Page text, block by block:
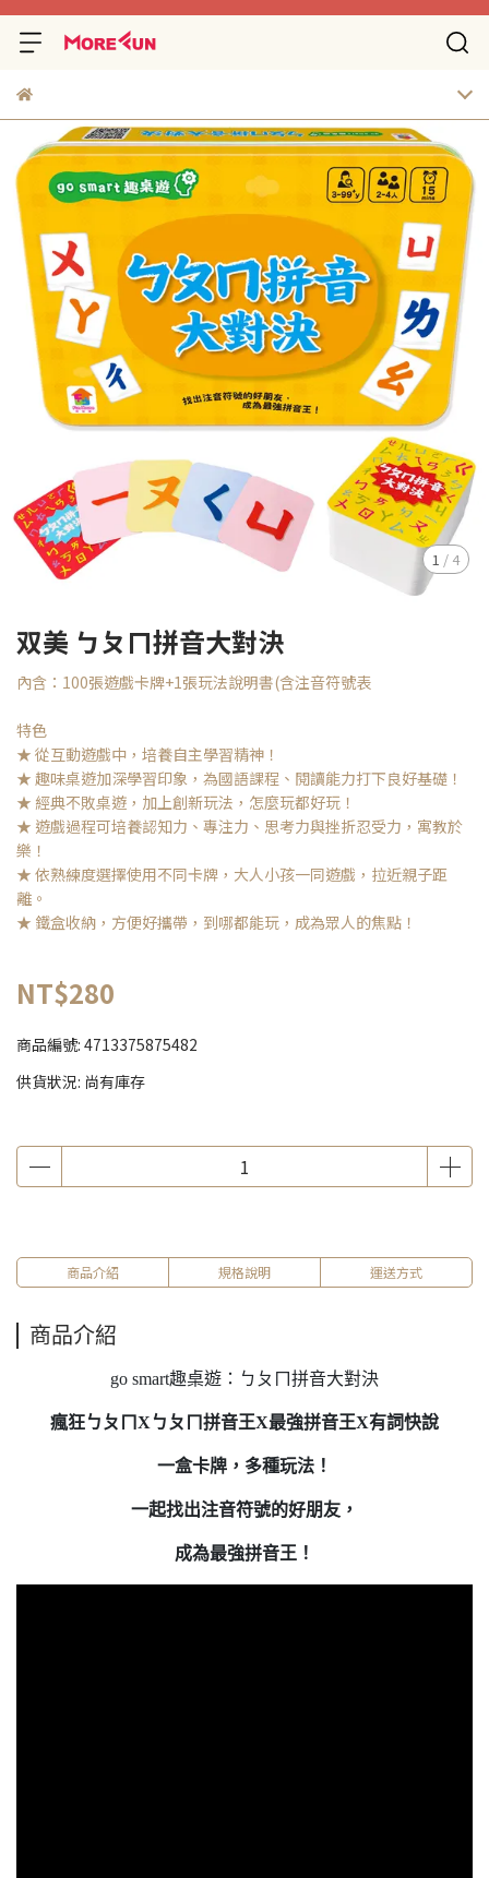
1 / 4
双美 ㄅㄆㄇ拼音大對決
內含：100張遊戲卡牌+1張玩法說明書(含注音符號表
特色
★ 從互動遊戲中，培養自主學習精神！
★ 趣味桌遊加深學習印象，為國語課程、閱讀能力打下良好基礎！
★ 經典不敗桌遊，加上創新玩法，怎麼玩都好玩！
★ 遊戲過程可培養認知力、專注力、思考力與挫折忍受力，寓教於
樂！
★ 依熟練度選擇使用不同卡牌，大人小孩一同遊戲，拉近親子距
離。
★ 鐵盒收納，方便好攜帶，到哪都能玩，成為眾人的焦點！
NT$280
商品編號: 4713375875482
供貨狀況: 尚有庫存
商品介紹 規格說明 運送方式
商品介紹
go smart趣桌遊：ㄅㄆㄇ拼音大對決
瘋狂ㄅㄆㄇXㄅㄆㄇ拼音王X最強拼音王X有詞快說
一盒卡牌，多種玩法！
一起找出注音符號的好朋友，
成為最強拼音王！